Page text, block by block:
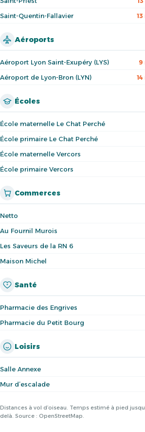
Saint-Quentin-Fallavier
Aéroports
Aéroport Lyon Saint-Exupéry (LYS) 9
Aéroport de Lyon-Bron (LYN)
Écoles
École maternelle Le Chat Perché
École primaire Le Chat Perché
École maternelle Vercors
École primaire Vercors
Commerces
Netto
Au Fournil Murois
Les Saveurs de la RN 6
Maison Michel
Santé
Pharmacie des Engrives
Pharmacie du Petit Bourg
Loisirs
Salle Annexe
Mur d’escalade
Distances à vol d’oiseau. Temps estimé à pied
delà. Source : OpenStreetMap.